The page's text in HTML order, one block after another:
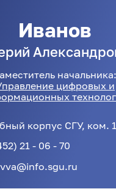
Иванов
начальника:
цифровых и
корпус СГУ, ком.
21 - 06 - 70